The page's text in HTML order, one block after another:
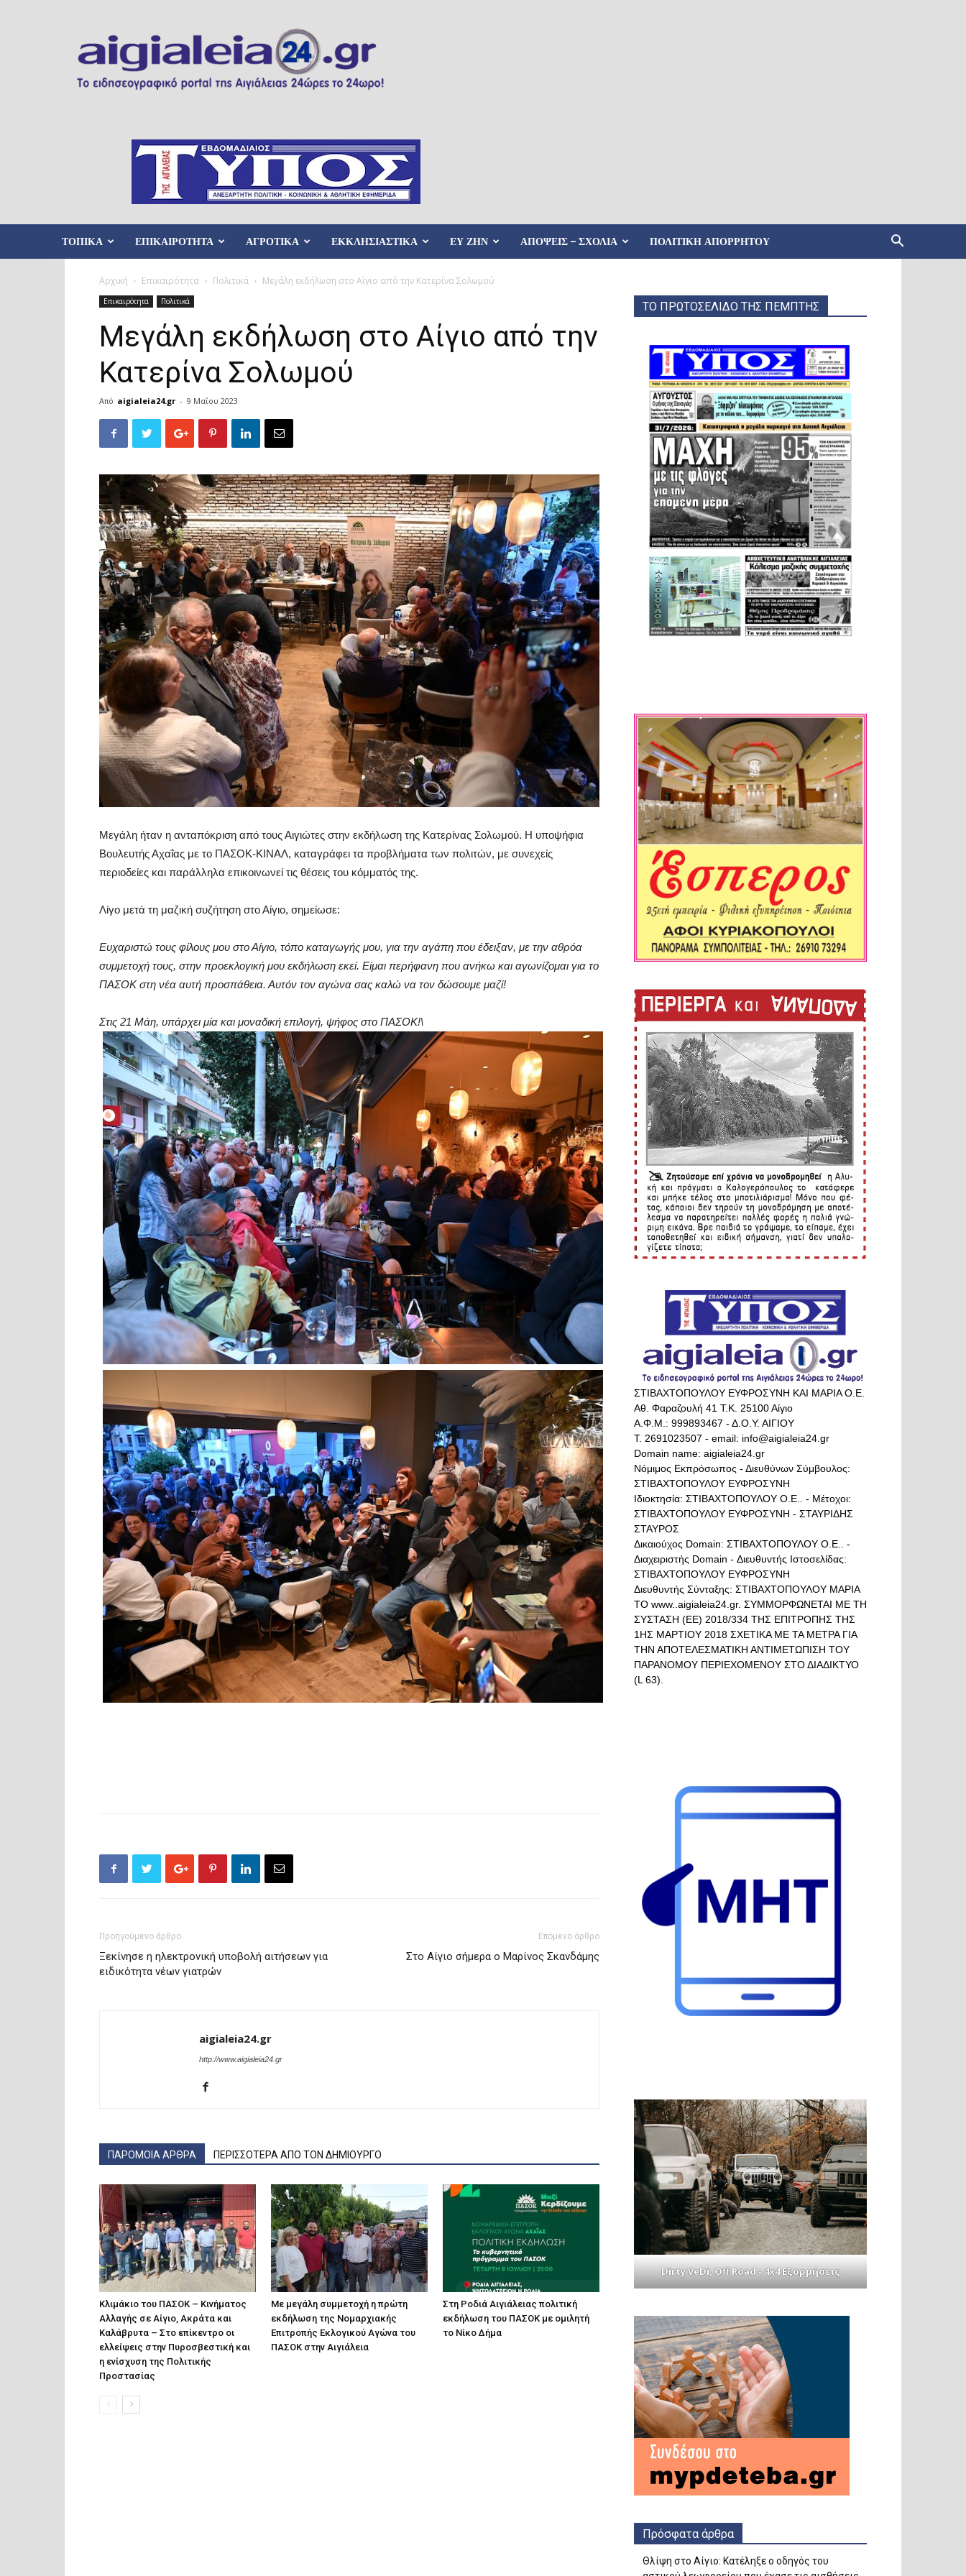
ΤΟΠΙΚΑ ΕΠΙΚΑΙΡΟΤΗΤΑ ΑΓΡΟΤΙΚΑ ΕΚΚΛΗΣΙΑΣΤΙΚΑ ΕΥ ΖΗΝ ΑΠΟΨΕΙΣ – ΣΧΟΛΙΑ ΠΟΛΙΤΙΚΉ ΑΠΟΡΡΉΤΟΥ
Αρχική Επικαιρότητα Πολιτικά Μεγάλη εκδήλωση στο Αίγιο από την Κατερίνα Σολωμού
Επικαιρότητα Πολιτικά
Μεγάλη εκδήλωση στο Αίγιο από την
Κατερίνα Σολωμού
Από aigialeia24.gr - 9 Μαΐου 2023
Μεγάλη ήταν η ανταπόκριση από τους Αιγιώτες στην εκδήλωση της Κατερίνας Σολωμού. Η υποψήφια
Βουλευτής Αχαΐας με το ΠΑΣΟΚ-ΚΙΝΑΛ, καταγράφει τα προβλήματα των πολιτών, με συνεχείς
περιοδείες και παράλληλα επικοινωνεί τις θέσεις του κόμματός της.
Λίγο μετά τη μαζική συζήτηση στο Αίγιο, σημείωσε:
Ευχαριστώ τους φίλους μου στο Αίγιο, τόπο καταγωγής μου, για την αγάπη που έδειξαν, με την αθρόα
συμμετοχή τους, στην προεκλογική μου εκδήλωση εκεί. Είμαι περήφανη που ανήκω και αγωνίζομαι για το
ΠΑΣΟΚ στη νέα αυτή προσπάθεια. Αυτόν τον αγώνα σας καλώ να τον δώσουμε μαζί!
Στις 21 Μάη, υπάρχει μία και μοναδική επιλογή, ψήφος στο ΠΑΣΟΚ!\
Προηγούμενο άρθρο
Ξεκίνησε η ηλεκτρονική υποβολή αιτήσεων για
ειδικότητα νέων γιατρών
Επόμενο άρθρο
Στο Αίγιο σήμερα ο Μαρίνος Σκανδάμης
aigialeia24.gr
http://www.aigialeia24.gr
ΠΑΡΟΜΟΙΑ ΑΡΘΡΑ ΠΕΡΙΣΣΟΤΕΡΑ ΑΠΟ ΤΟΝ ΔΗΜΙΟΥΡΓΟ
Κλιμάκιο του ΠΑΣΟΚ – Κινήματος
Αλλαγής σε Αίγιο, Ακράτα και
Καλάβρυτα – Στο επίκεντρο οι
ελλείψεις στην Πυροσβεστική και
η ενίσχυση της Πολιτικής
Προστασίας
Με μεγάλη συμμετοχή η πρώτη
εκδήλωση της Νομαρχιακής
Επιτροπής Εκλογικού Αγώνα του
ΠΑΣΟΚ στην Αιγιάλεια
Στη Ροδιά Αιγιάλειας πολιτική
εκδήλωση του ΠΑΣΟΚ με ομιλητή
το Νίκο Δήμα
ΤΟ ΠΡΩΤΟΣΕΛΙΔΟ ΤΗΣ ΠΕΜΠΤΗΣ
ΣΤΙΒΑΧΤΟΠΟΥΛΟΥ ΕΥΦΡΟΣΥΝΗ ΚΑΙ ΜΑΡΙΑ Ο.Ε.
Αθ. Φαραζουλή 41 Τ.Κ. 25100 Αίγιο
Α.Φ.Μ.: 999893467 - Δ.Ο.Υ. ΑΙΓΙΟΥ
Τ. 2691023507 - email: info@aigialeia24.gr
Domain name: aigialeia24.gr
Νόμιμος Εκπρόσωπος - Διευθύνων Σύμβουλος:
ΣΤΙΒΑΧΤΟΠΟΥΛΟΥ ΕΥΦΡΟΣΥΝΗ
Ιδιοκτησία: ΣΤΙΒΑΧΤΟΠΟΥΛΟΥ Ο.Ε.. - Μέτοχοι:
ΣΤΙΒΑΧΤΟΠΟΥΛΟΥ ΕΥΦΡΟΣΥΝΗ - ΣΤΑΥΡΙΔΗΣ
ΣΤΑΥΡΟΣ
Δικαιούχος Domain: ΣΤΙΒΑΧΤΟΠΟΥΛΟΥ Ο.Ε.. -
Διαχειριστής Domain - Διευθυντής Ιστοσελίδας:
ΣΤΙΒΑΧΤΟΠΟΥΛΟΥ ΕΥΦΡΟΣΥΝΗ
Διευθυντής Σύνταξης: ΣΤΙΒΑΧΤΟΠΟΥΛΟΥ ΜΑΡΙΑ
ΤΟ www..aigialeia24.gr. ΣΥΜΜΟΡΦΩΝΕΤΑΙ ΜΕ ΤΗ
ΣΥΣΤΑΣΗ (ΕΕ) 2018/334 ΤΗΣ ΕΠΙΤΡΟΠΗΣ ΤΗΣ
1ΗΣ ΜΑΡΤΙΟΥ 2018 ΣΧΕΤΙΚΑ ΜΕ ΤΑ ΜΕΤΡΑ ΓΙΑ
ΤΗΝ ΑΠΟΤΕΛΕΣΜΑΤΙΚΗ ΑΝΤΙΜΕΤΩΠΙΣΗ ΤΟΥ
ΠΑΡΑΝΟΜΟΥ ΠΕΡΙΕΧΟΜΕΝΟΥ ΣΤΟ ΔΙΑΔΙΚΤΥΟ
(L 63).
Dirty VeDi, Off Road - 4x4 Εξορμήσεις
Πρόσφατα άρθρα
Θλίψη στο Αίγιο: Κατέληξε ο οδηγός του